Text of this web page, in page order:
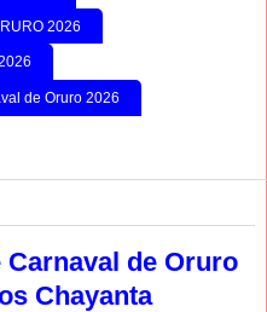
2026
de Oruro 2026
de Oruro
Chayanta